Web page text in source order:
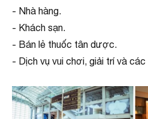
- Nhà hàng.
- Khách sạn.
- Bán lẻ thuốc tân dược.
- Dịch vụ vui chơi, giải trí và các